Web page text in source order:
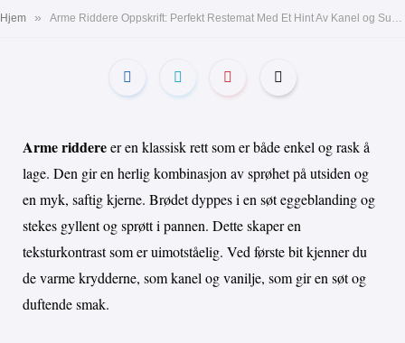
Hjem »
Arme riddereer en klassisk rett som er både enkel og rask å
lage. Den gir en herlig kombinasjon av sprøhet på utsiden og
en myk, saftig kjerne. Brødet dyppes i en søt eggeblanding og
stekes gyllent og sprøtt i pannen. Dette skaper en
teksturkontrast som er uimotståelig. Ved første bit kjenner du
de varme krydderne, som kanel og vanilje, som gir en søt og
duftende smak.